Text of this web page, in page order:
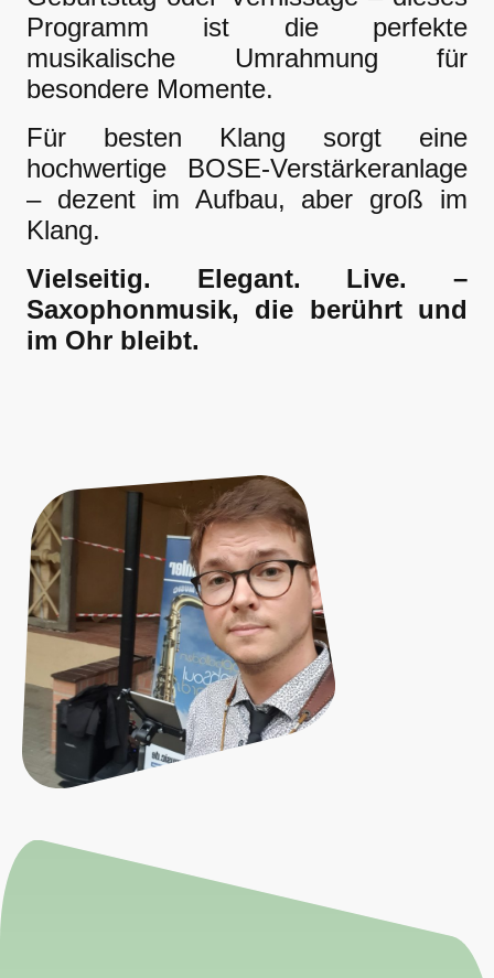
Programm ist die perfekte
musikalische Umrahmung für
besondere Momente.
Für besten Klang sorgt eine
hochwertige BOSE-Verstärkeranlage
– dezent im Aufbau, aber groß im
Klang.
Vielseitig. Elegant. Live. –
Saxophonmusik, die berührt und
im Ohr bleibt.